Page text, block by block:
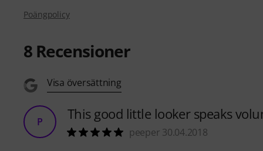
Poängpolicy
8 Recensioner
Visa översättning
P This good little looker speaks
peeper 30.04.2018